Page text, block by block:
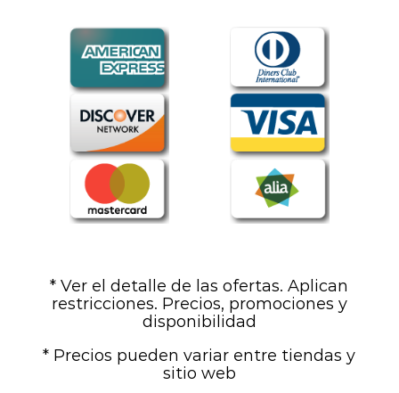
* Ver el detalle de las ofertas. Aplican
restricciones. Precios, promociones y
disponibilidad
* Precios pueden variar entre tiendas y
sitio web